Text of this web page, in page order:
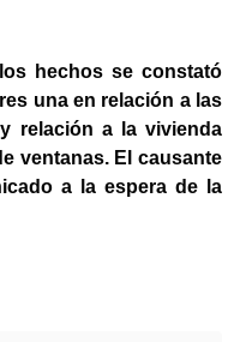
hechos se constató
una en relación a las
relación a la vivienda
ventanas. El causante
a la espera de la